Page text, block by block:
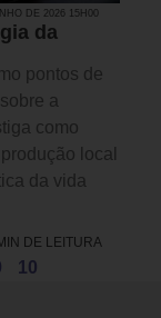
DE 2026 15H00
da
pontos de
a
como
local
da vida
DE LEITURA
10